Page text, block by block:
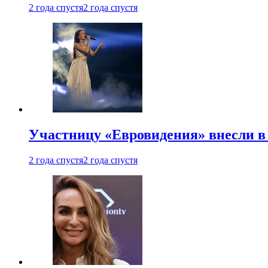
2 года спустя2 года спустя
Участницу «Евровидения» внесли
2 года спустя2 года спустя